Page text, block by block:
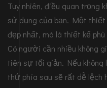
Tuy nhiên, điều quan trọng
sử dụng của bạn. Một
đẹp nhất, mà là thiết kế
Có người cần nhiều không
tiên sự tối giản. Nếu không
thứ phía sau sẽ rất dễ lệch